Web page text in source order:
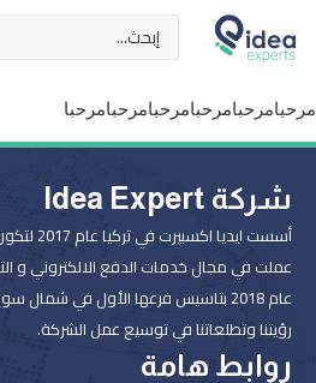
Search ...
مرحبامرحبامرحبامرحبامرحبامرحبا
شركة Idea Expert
أسست
عملت في مجال خدمات الدفع الالكتروني و
عام 2018 بتاسيس فرعها الأول في
رؤيتنا وتطلعاتنا في توسيع عمل الشركة.
روابط هامة